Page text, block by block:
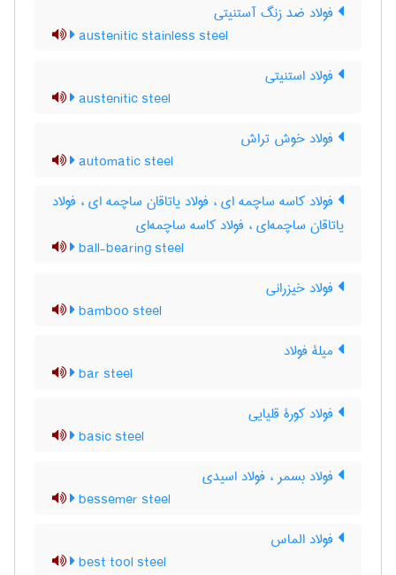
فولاد ضد زنگ آستنیتی
austenitic stainless steel
فولاد استنیتی
austenitic steel
فولاد خوش تراش
automatic steel
فولاد کاسه ساچمه ای ، فولاد یاتاقان ساچمه ای ، فولاد
یاتاقان ساچمه‌ای ، فولاد کاسه ساچمه‌ای
ball-bearing steel
فولاد خیزرانی
bamboo steel
میلۀ فولاد
bar steel
فولاد کورۀ قلیایی
basic steel
فولاد بسمر ، فولاد اسیدی
bessemer steel
فولاد الماس
best tool steel